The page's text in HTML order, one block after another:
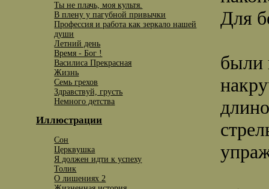
Ты не плачь, моя культя.
В плену у пагубной привычки
Профессия и работа как зеркало нашей
души
Летний день
Время - Бог !
Василиса Прекрасная
Жизнь
Семь грехов
Здравствуй, грусть
Немного детства
Иллюстрации
Сон
Церквушка
Я должен идти к успеху
Толик
O лишениях 2
Для
были